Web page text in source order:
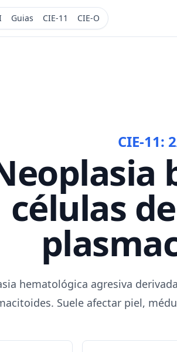
Guias CIE-11 CIE-O
CIE-11:
células
hematológica agresiva
Suele afectar piel,